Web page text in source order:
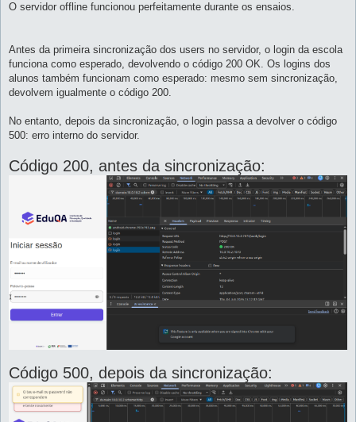
O servidor offline funcionou perfeitamente durante os ensaios.
Antes da primeira sincronização dos users no servidor, o login da escola
funciona como esperado, devolvendo o código 200 OK. Os logins dos
alunos também funcionam como esperado: mesmo sem sincronização,
devolvem igualmente o código 200.
No entanto, depois da sincronização, o login passa a devolver o código
500: erro interno do servidor.
Código 200, antes da sincronização:
Código 500, depois da sincronização: